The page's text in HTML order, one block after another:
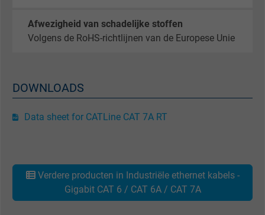
website.
Vendor
Expire 1 year
report the user's actions on the website
viewing or clicking on one of the provider's
ads, with the purpose of measuring the
Afwezigheid van schadelijke stoffen
Volgens de RoHS-richtlijnen van de Europese Unie
DOWNLOADS
Data sheet for CATLine CAT 7A RT
Verdere producten in Industriële ethernet kabels -
Gigabit CAT 6 / CAT 6A / CAT 7A